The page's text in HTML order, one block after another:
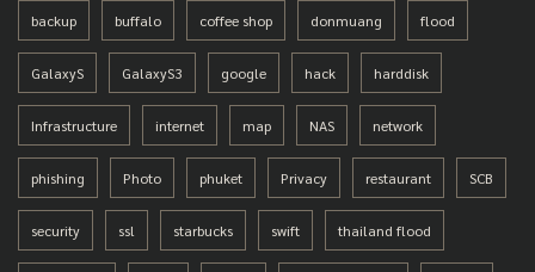
backup buffalo coffee shop donmuang flood
GalaxyS GalaxyS3 google hack harddisk
Infrastructure internet map NAS network
phishing Photo phuket Privacy restaurant SCB
security ssl starbucks swift thailand flood